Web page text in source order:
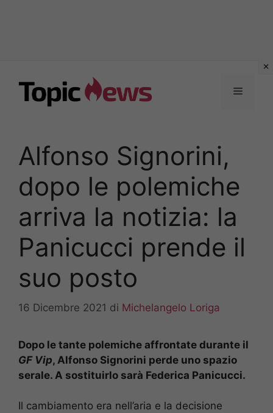
contenuto
Menu
Alfonso Signorini,
dopo le polemiche
arriva la notizia: la
Panicucci prende il
suo posto
16 Dicembre 2021 di Michelangelo Loriga
Dopo le tante polemiche affrontate durante il
GF Vip, Alfonso Signorini perde uno spazio
serale. A sostituirlo sarà Federica Panicucci.
Il cambiamento era nell’aria e la decisione